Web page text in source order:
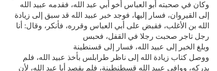
وكان في صحبته أبو العباس أخو أبي عبد الله، فقدمه عبيد الله
إلى القيروان، فسار إليها، فوجد خبر عبيد الله قد سبق إلى زيادة
الله بن الأغلب، فقبض على أبي العباس وقرره، فأنكر، وقال: أنا
رجل تاجر صحبت رجلا في القفل، فحبس
وبلغ الخبر إلى عبيد الله، فسار إلى قسنطينة
ووصل كتاب زيادة الله إلى ناظر طرابلس بأخذ عبيد الله، فلم
يدركه، ووافى عبيد الله قسطنطينة، فلم يقصد أبا عبد الله، لأن